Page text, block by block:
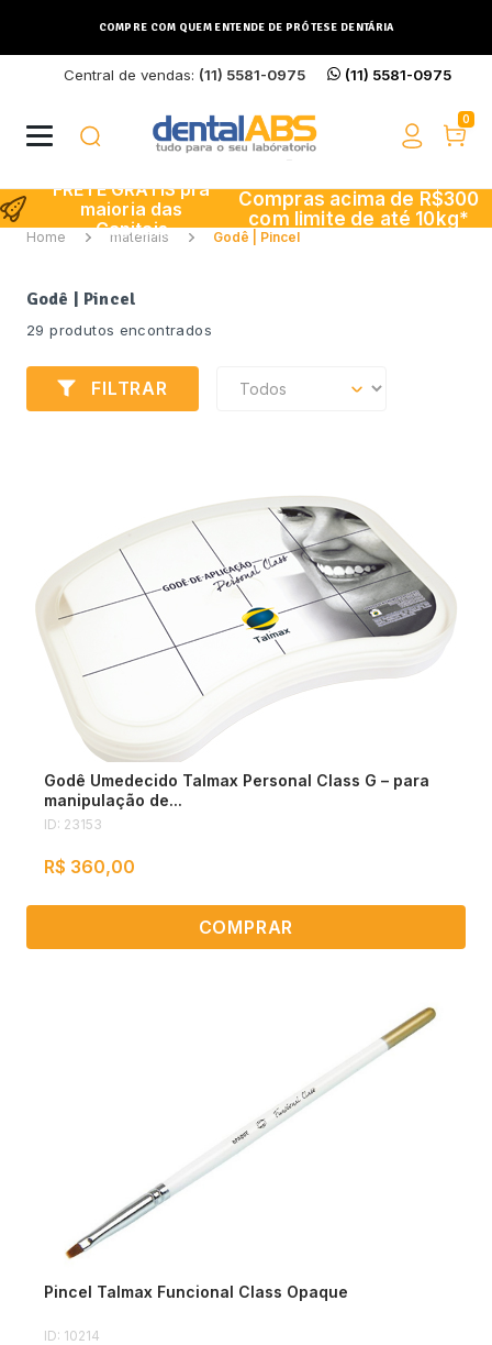
COMPRE COM QUEM ENTENDE DE PRÓTESE DENTÁRIA
Central de vendas: (11) 5581-0975 (11) 5581-0975
Buscar
0
FRETE GRÁTIS pra
maioria das
Capitais
Compras acima de R$300
com limite de até 10kg*
Home materiais Godê | Pincel
Godê | Pincel
29 produtos encontrados
FILTRAR
Godê Umedecido Talmax Personal Class G – para
manipulação de...
ID: 23153
R$ 360,00
COMPRAR
Pincel Talmax Funcional Class Opaque
ID: 10214